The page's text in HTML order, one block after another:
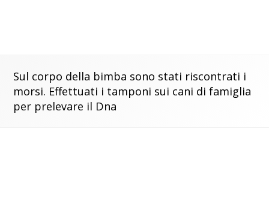
Sul corpo della bimba sono stati riscontrati i
morsi. Effettuati i tamponi sui cani di famiglia
per prelevare il Dna